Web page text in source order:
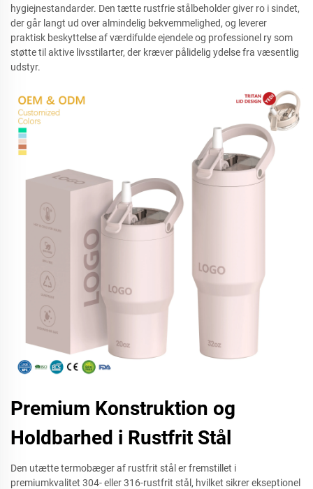
hygiejnestandarder. Den tætte rustfrie stålbeholder giver ro i sindet,
der går langt ud over almindelig bekvemmelighed, og leverer
praktisk beskyttelse af værdifulde ejendele og professionel ry som
støtte til aktive livsstilarter, der kræver pålidelig ydelse fra væsentlig
udstyr.
Premium Konstruktion og
Holdbarhed i Rustfrit Stål
Den utætte termobæger af rustfrit stål er fremstillet i
premiumkvalitet 304- eller 316-rustfrit stål, hvilket sikrer ekseptionel